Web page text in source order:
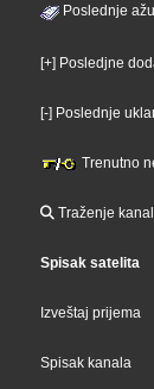
Poslednje
[+] Posledjne
[-] Poslednje
Trenutno
Traženje
Spisak satelita
Izveštaj prijema
Spisak kanala